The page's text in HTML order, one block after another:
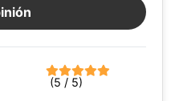
(5 / 5)